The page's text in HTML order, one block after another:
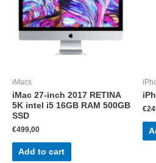
iMacs
iMac 27-inch 2017 RETINA
5K intel i5 16GB RAM 500GB
SSD
€499,00
Add to cart
€